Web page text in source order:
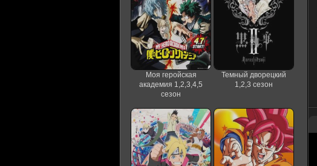
Моя геройская
академия 1,2,3,4,5
сезон
Темный дворецкий
1,2,3 сезон